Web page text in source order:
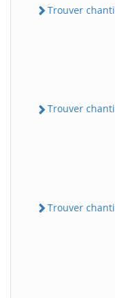
Trouver
Trouver
Trouver